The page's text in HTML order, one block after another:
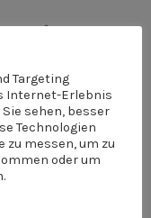
der
Uhr
Targeting
Internet-Erlebnis
sehen, besser
Technologien
zu messen, um zu
oder um